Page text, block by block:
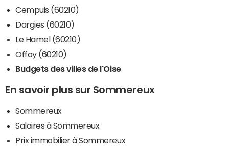
Cempuis (60210)
Dargies (60210)
Le Hamel (60210)
Offoy (60210)
Budgets des villes de l'Oise
En savoir plus sur Sommereux
Sommereux
Salaires à Sommereux
Prix immobilier à Sommereux